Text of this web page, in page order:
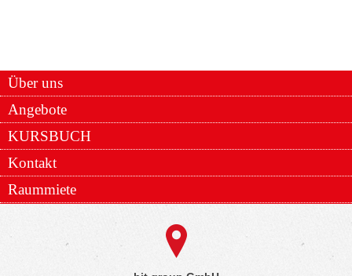
Über uns
Angebote
KURSBUCH
Kontakt
Raummiete